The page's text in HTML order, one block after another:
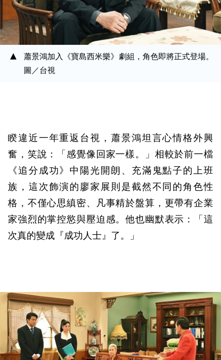
蕭景鴻加入《寶島西米樂》劇組，角色即將正式登場。
圖／台視
睽違近一年重返台視，蕭景鴻坦言心情格外興
奮，笑說：「感覺像回家一樣。」相較於前一檔
《追分成功》中陽光開朗、充滿鬼點子的上班
族，這次飾演的廖家展則是截然不同的角色性
格，不僅心思縝密、凡事精於盤算，更帶有企業
家強烈的掌控慾與壓迫感。他也幽默表示：「這
次真的變成『成功人士』了。」